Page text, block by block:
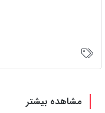
مشاهده بیشتر